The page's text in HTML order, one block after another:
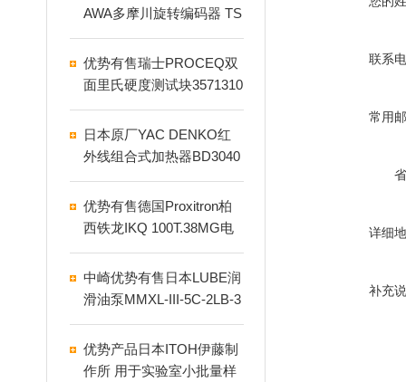
AWA多摩川旋转编码器 TS
5013N69
优势有售瑞士PROCEQ双
面里氏硬度测试块3571310
0
日本原厂YAC DENKO红
外线组合式加热器BD3040
F1
优势有售德国Proxitron柏
西铁龙IKQ 100T.38MG电
感式接近传感器
中崎优势有售日本LUBE润
滑油泵MMXL-III-5C-2LB-3
LCE
优势产品日本ITOH伊藤制
作所 用于实验室小批量样
联系
常用
详细
补充